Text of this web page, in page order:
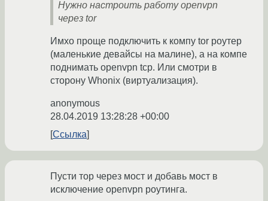
Нужно настроить работу openvpn
через tor
Имхо проще подключить к компу tor роутер
(маленькие девайсы на малине), а на компе
поднимать openvpn tcp. Или смотри в
сторону Whonix (виртуализация).
anonymous
28.04.2019 13:28:28 +00:00
Ссылка
Пусти тор через мост и добавь мост в
исключение openvpn роутинга.